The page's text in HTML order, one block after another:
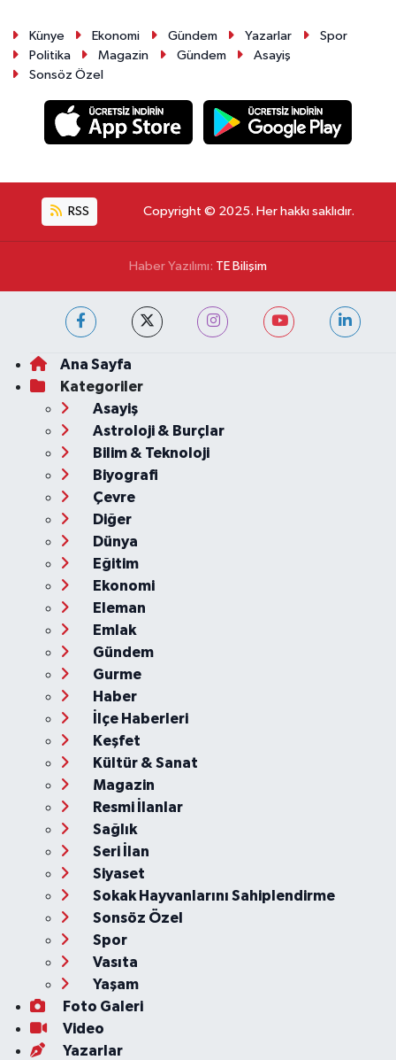
Künye Ekonomi Gündem Yazarlar
Spor
Politika
Magazin Gündem
Asayiş
Sonsöz Özel
RSS Copyright © 2025. Her hakkı saklıdır.
Haber Yazılımı: TE Bilişim
Ana Sayfa
Kategoriler
Asayiş
Astroloji & Burçlar
Bilim & Teknoloji
Biyografi
Çevre
Diğer
Dünya
Eğitim
Ekonomi
Eleman
Emlak
Gündem
Gurme
Haber
İlçe Haberleri
Keşfet
Kültür & Sanat
Magazin
Resmi İlanlar
Sağlık
Seri İlan
Siyaset
Sokak Hayvanlarını Sahiplendirme
Sonsöz Özel
Spor
Vasıta
Yaşam
Foto Galeri
Video
Yazarlar